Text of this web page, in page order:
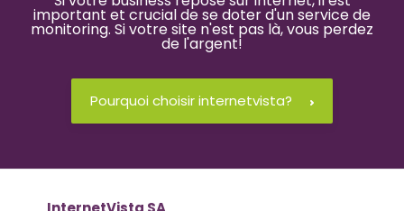
important et crucial de se doter d'un service de
monitoring. Si votre site n'est pas là, vous perdez
de l'argent!
Pourquoi choisir internetvista?